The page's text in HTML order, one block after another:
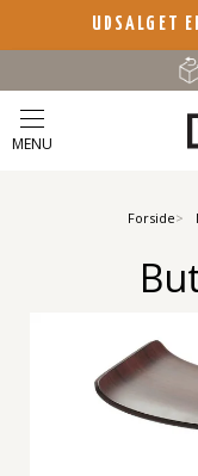
UDSALGET
MENU
Forside